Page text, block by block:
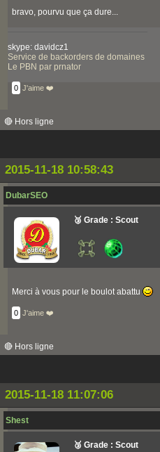
bravo, pourvu que ça dure...
skype: davidcz1
Service de backorders de domaines
Le PBN par prnator
0 J'aime ❤️
🔴 Hors ligne
2015-11-18 10:58:43
DubarSEO
🥉 Grade : Scout
Merci à vous pour le boulot abattu
0 J'aime ❤️
🔴 Hors ligne
2015-11-18 11:07:06
Shest
🥉 Grade : Scout